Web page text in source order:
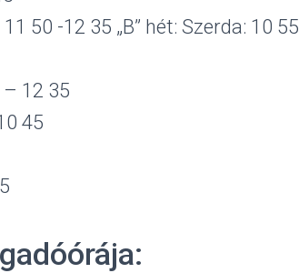
50 -12 35 „B” hét: Szerda: 10 55
12 35
45